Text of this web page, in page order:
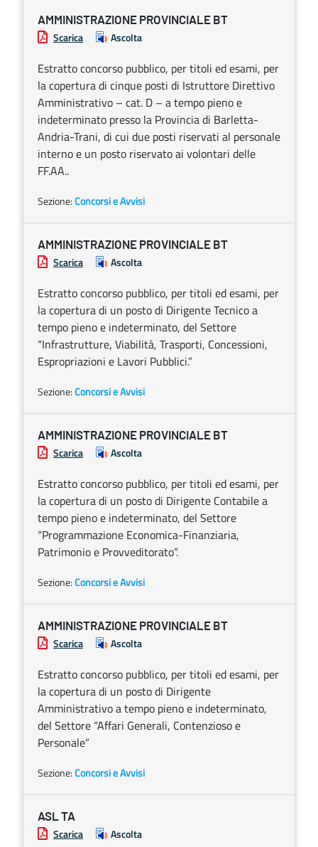
AMMINISTRAZIONE PROVINCIALE BT
Scarica Ascolta
Estratto concorso pubblico, per titoli ed esami, per
la copertura di cinque posti di Istruttore Direttivo
Amministrativo – cat. D – a tempo pieno e
indeterminato presso la Provincia di Barletta-
Andria-Trani, di cui due posti riservati al personale
interno e un posto riservato ai volontari delle
FF.AA..
Sezione:Concorsi e Avvisi
AMMINISTRAZIONE PROVINCIALE BT
Scarica Ascolta
Estratto concorso pubblico, per titoli ed esami, per
la copertura di un posto di Dirigente Tecnico a
tempo pieno e indeterminato, del Settore
“Infrastrutture, Viabilità, Trasporti, Concessioni,
Espropriazioni e Lavori Pubblici.”
Sezione:Concorsi e Avvisi
AMMINISTRAZIONE PROVINCIALE BT
Scarica Ascolta
Estratto concorso pubblico, per titoli ed esami, per
la copertura di un posto di Dirigente Contabile a
tempo pieno e indeterminato, del Settore
“Programmazione Economica-Finanziaria,
Patrimonio e Provveditorato”.
Sezione:Concorsi e Avvisi
AMMINISTRAZIONE PROVINCIALE BT
Scarica Ascolta
Estratto concorso pubblico, per titoli ed esami, per
la copertura di un posto di Dirigente
Amministrativo a tempo pieno e indeterminato,
del Settore “Affari Generali, Contenzioso e
Personale”
Sezione:Concorsi e Avvisi
ASL TA
Scarica Ascolta